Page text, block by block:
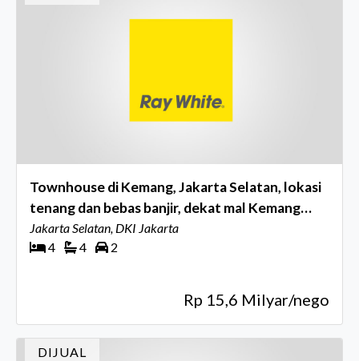
Townhouse di Kemang, Jakarta Selatan, lokasi
tenang dan bebas banjir, dekat mal Kemang
Village
Jakarta Selatan, DKI Jakarta
4
4 2
Rp 15,6 Milyar/nego
DIJUAL